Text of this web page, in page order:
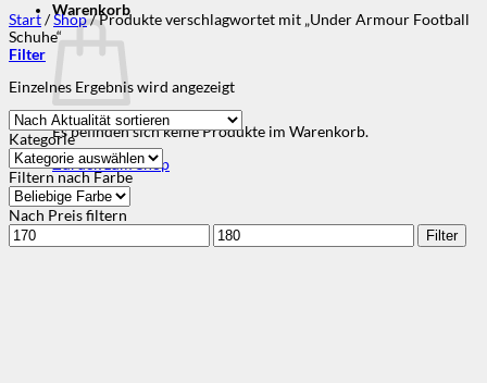
Warenkorb
Es befinden sich keine Produkte im Warenkorb.
Zurück zum Shop
Start/Shop/Produkte verschlagwortet mit „Under Armour Football
Schuhe“
Filter
Einzelnes Ergebnis wird angezeigt
Kategorie
Filtern nach Farbe
Nach Preis filtern
Min.
Preis
Max.
Preis
Filter